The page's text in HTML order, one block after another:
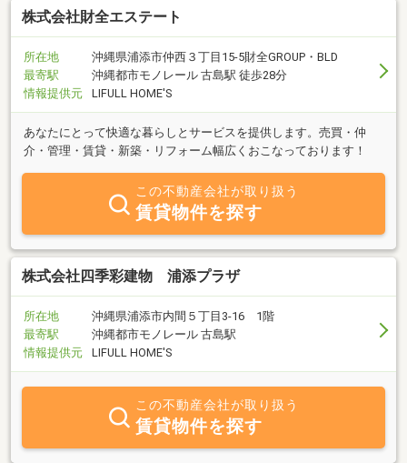
株式会社財全エステート
所在地
沖縄県浦添市仲西３丁目15-5財全GROUP・BLD
最寄駅
沖縄都市モノレール 古島駅 徒歩28分
情報提供元
LIFULL HOME'S
あなたにとって快適な暮らしとサービスを提供します。売買・仲
介・管理・賃貸・新築・リフォーム幅広くおこなっております！
この不動産会社が取り扱う
賃貸物件を探す
株式会社四季彩建物 浦添プラザ
所在地
沖縄県浦添市内間５丁目3-16 1階
最寄駅
沖縄都市モノレール 古島駅
情報提供元
LIFULL HOME'S
この不動産会社が取り扱う
賃貸物件を探す